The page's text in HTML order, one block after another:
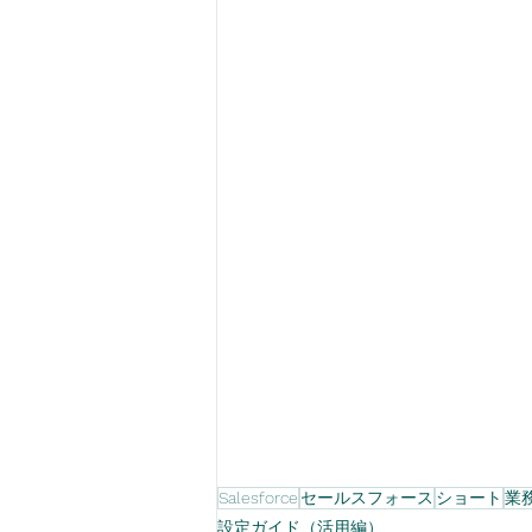
Salesforce セールスフォース ショート 業